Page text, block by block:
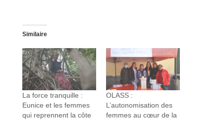
Similaire
La force tranquille :
Eunice et les femmes
qui reprennent la côte
OLASS :
L’autonomisation des
femmes au cœur de la